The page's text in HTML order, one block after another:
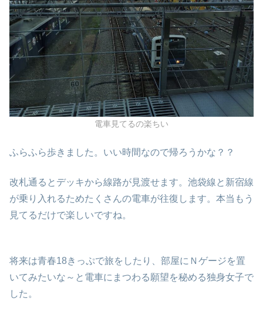
電車見てるの楽ちい
ふらふら歩きました。いい時間なので帰ろうかな？？
改札通るとデッキから線路が見渡せます。池袋線と新宿線
が乗り入れるためたくさんの電車が往復します。本当もう
見てるだけで楽しいですね。
将来は青春18きっぷで旅をしたり、部屋にＮゲージを置
いてみたいな～と電車にまつわる願望を秘める独身女子で
した。